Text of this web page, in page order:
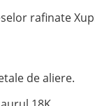
rafinate
de aliere.